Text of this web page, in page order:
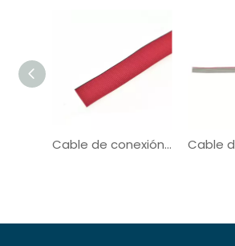
Cable de conexión Cable plano de cinta UL21016